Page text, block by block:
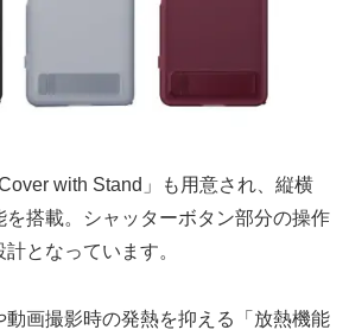
with Stand」も用意され、縦横
を搭載。シャッターボタン部分の操作
となっています。
動画撮影時の発熱を抑える「放熱機能